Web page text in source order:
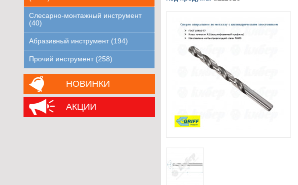
Слесарно-монтажный инструмент
(40)
Абразивный инструмент (194)
Прочий инструмент (258)
НОВИНКИ
АКЦИИ